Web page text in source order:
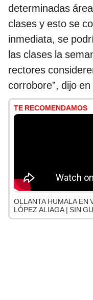
determinadas
clases y esto se
inmediata, se
las clases la
rectores
corrobore”, dijo
TE RECOMENDAMOS
OLLANTA HUMALA EN
LÓPEZ ALIAGA | SIN